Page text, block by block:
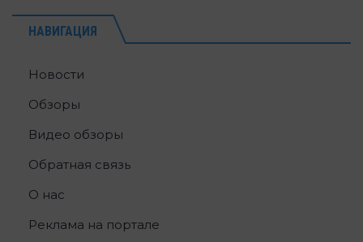
НАВИГАЦИЯ
Новости
Обзоры
Видео обзоры
Обратная связь
О нас
Реклама на портале